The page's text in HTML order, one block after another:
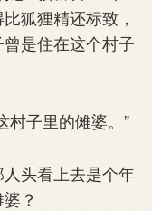
狐狸精还标致，
是住在这个村子
子里的傩婆。”
头看上去是个年
？